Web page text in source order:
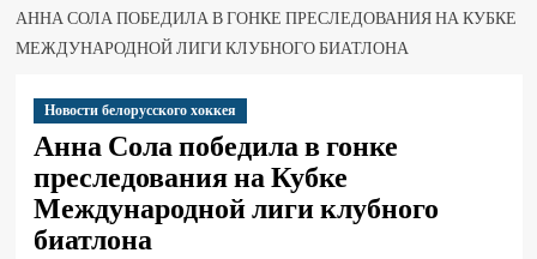
АННА СОЛА ПОБЕДИЛА В ГОНКЕ ПРЕСЛЕДОВАНИЯ НА КУБКЕ
МЕЖДУНАРОДНОЙ ЛИГИ КЛУБНОГО БИАТЛОНА
Новости белорусского хоккея
Анна Сола победила в гонке
преследования на Кубке
Международной лиги клубного
биатлона